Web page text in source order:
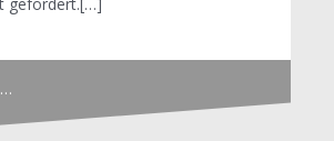
gefordert.[…]